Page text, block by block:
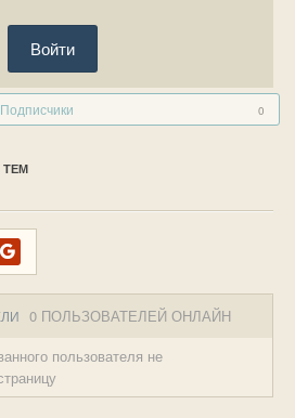
Войти
Подписчики 0
ТЕМ
0 ПОЛЬЗОВАТЕЛЕЙ ОНЛАЙН
пользователя не